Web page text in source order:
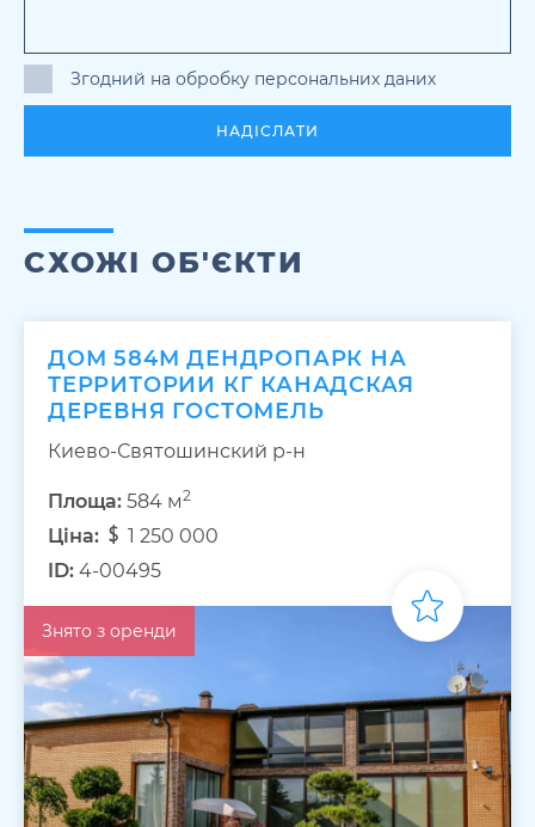
Згодний на обробку персональних даних
НАДІСЛАТИ
СХОЖІ ОБ'ЄКТИ
ДОМ 584М ДЕНДРОПАРК НА
ТЕРРИТОРИИ КГ КАНАДСКАЯ
ДЕРЕВНЯ ГОСТОМЕЛЬ
Киево-Святошинский р-н
Площа: 584 м2
Ціна:
1 250 000
ID: 4-00495
Знято з оренди